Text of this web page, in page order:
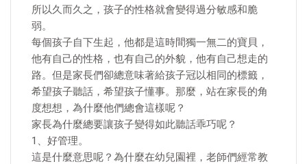
所以久而久之，孩子的性格就會變得過分敏感和脆
弱。
每個孩子自下生起，他都是這時間獨一無二的寶貝，
他有自己的性格，也有自己的外貌，他有自己想走的
路。但是家長們卻總意味著給孩子冠以相同的標籤，
希望孩子聽話，希望孩子懂事。那麼，站在家長的角
度想想，為什麼他們總會這樣呢？
家長為什麼總要讓孩子變得如此聽話乖巧呢？
1、好管理。
這是什麼意思呢？為什麼在幼兒園裡，老師們經常教